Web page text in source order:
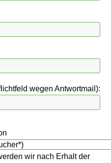
wegen Antwortmail):
wir nach Erhalt der